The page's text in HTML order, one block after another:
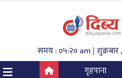
समय : ०५:२० am |
गृहपाना